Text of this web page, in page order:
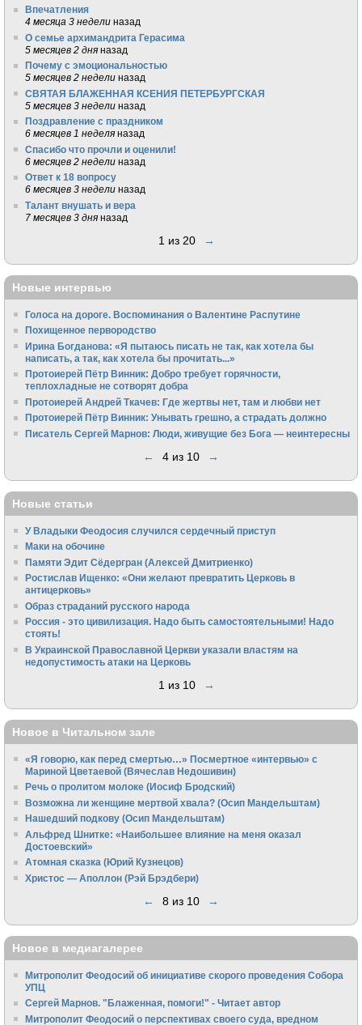
Впечатления
4 месяца 3 недели назад
О семье архимандрита Герасима
5 месяцев 2 дня назад
Почему с эмоциональностью
5 месяцев 2 недели назад
СВЯТАЯ БЛАЖЕННАЯ КСЕНИЯ ПЕТЕРБУРГСКАЯ
5 месяцев 3 недели назад
Поздравление с праздником
6 месяцев 1 неделя назад
Спасибо что прочли и оценили!
6 месяцев 2 недели назад
Ответ к 18 вопросу
6 месяцев 3 недели назад
Талант внушать и вера
7 месяцев 3 дня назад
1 из 20 →
Новые интервью
Голоса на дороге. Воспоминания о Валентине Распутине
Похищенное первородство
Ирина Богданова: «Я пытаюсь писать не так, как хотела бы
написать, а так, как хотела бы прочитать...»
Протоиерей Пётр Винник: Добро требует горячности,
теплохладные не сотворят добра
Протоиерей Андрей Ткачев: Где жертвы нет, там и любви нет
Протоиерей Пётр Винник: Унывать грешно, а страдать должно
Писатель Сергей Марнов: Люди, живущие без Бога — неинтересны
← 4 из 10 →
Новые статьи
У Владыки Феодосия случился сердечный приступ
Маки на обочине
Памяти Эдит Сёдергран (Алексей Дмитриенко)
Ростислав Ищенко: «Они желают превратить Церковь в
антицерковь»
Образ страданий русского народа
Россия - это цивилизация. Надо быть самостоятельными! Надо
стоять!
В Украинской Православной Церкви указали властям на
недопустимость атаки на Церковь
1 из 10 →
Новое в Читальном зале
«Я говорю, как перед смертью…» Посмертное «интервью» с
Мариной Цветаевой (Вячеслав Недошивин)
Речь о пролитом молоке (Иосиф Бродский)
Возможна ли женщине мертвой хвала? (Осип Мандельштам)
Нашедший подкову (Осип Мандельштам)
Альфред Шнитке: «Наибольшее влияние на меня оказал
Достоевский»
Атомная сказка (Юрий Кузнецов)
Христос — Аполлон (Рэй Брэдбери)
← 8 из 10 →
Новое в медиагалерее
Митрополит Феодосий об инициативе скорого проведения Собора
УПЦ
Сергей Марнов. "Блаженная, помоги!" - Читает автор
Митрополит Феодосий о перспективах своего суда, вредном